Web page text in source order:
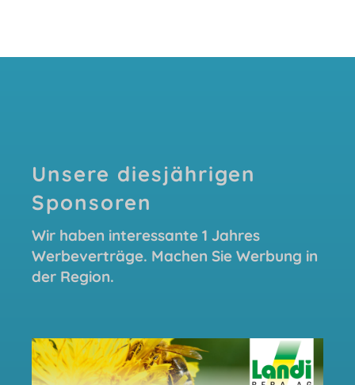
Unsere diesjährigen
Sponsoren
Wir haben interessante 1 Jahres
Werbeverträge. Machen Sie Werbung in
der Region.